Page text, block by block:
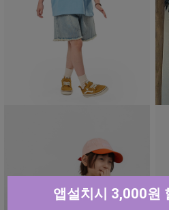
앱설치시 3,000원